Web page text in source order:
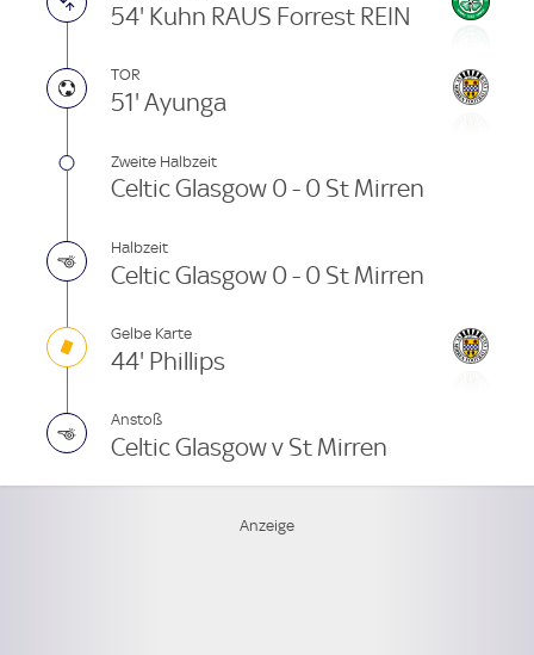
54' Kuhn RAUS Forrest REIN
TOR
51' Ayunga
Zweite Halbzeit
Celtic Glasgow 0 - 0 St Mirren
Halbzeit
Celtic Glasgow 0 - 0 St Mirren
Gelbe Karte
44' Phillips
Anstoß
Celtic Glasgow v St Mirren